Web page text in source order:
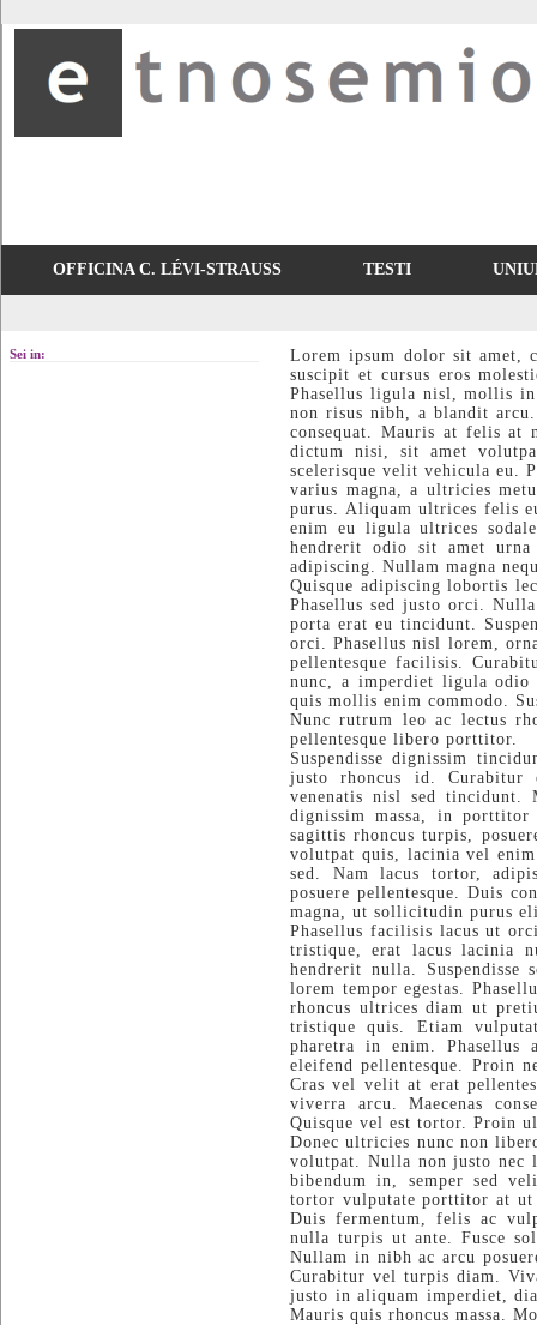
OFFICINA C. LÉVI-STRAUSS TESTI
Sei in:
Lorem ipsum dolor sit amet,
suscipit et cursus eros
Phasellus ligula nisl, mollis
non risus nibh, a blandit
consequat. Mauris at felis at
dictum nisi, sit amet
scelerisque velit vehicula eu.
varius magna, a ultricies
purus. Aliquam ultrices felis
enim eu ligula ultrices
hendrerit odio sit amet
adipiscing. Nullam magna
Quisque adipiscing lobortis
Phasellus sed justo orci.
porta erat eu tincidunt.
orci. Phasellus nisl lorem,
pellentesque facilisis.
nunc, a imperdiet ligula odio
quis mollis enim commodo.
Nunc rutrum leo ac lectus
pellentesque libero porttitor.
Suspendisse dignissim
justo rhoncus id. Curabitur
venenatis nisl sed tincidunt.
dignissim massa, in
sagittis rhoncus turpis,
volutpat quis, lacinia vel
sed. Nam lacus tortor,
posuere pellentesque. Duis
magna, ut sollicitudin purus
Phasellus facilisis lacus ut
tristique, erat lacus lacinia
hendrerit nulla.
lorem tempor egestas.
rhoncus ultrices diam ut
tristique quis. Etiam
pharetra in enim. Phasellus
eleifend pellentesque. Proin
Cras vel velit at erat
viverra arcu. Maecenas
Quisque vel est tortor. Proin
Donec ultricies nunc non
volutpat. Nulla non justo nec
bibendum in, semper sed
tortor vulputate porttitor at ut
Duis fermentum, felis ac
nulla turpis ut ante. Fusce
Nullam in nibh ac arcu
Curabitur vel turpis diam.
justo in aliquam imperdiet,
Mauris quis rhoncus massa.